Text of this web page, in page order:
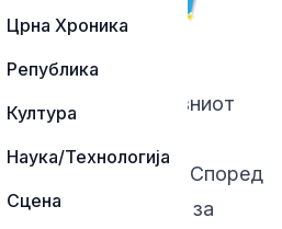
Црна Хроника
Република
Култура
Наука/Технологија
Сцена
– Жителите на главниот
со прекини во
енергија. Според
исклучувања за